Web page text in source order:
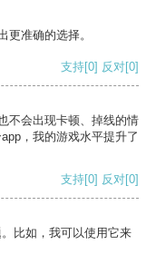
更准确的选择。
支持[0] 反对[0]
不会出现卡顿、掉线的情
，我的游戏水平提升了
支持[0] 反对[0]
比如，我可以使用它来